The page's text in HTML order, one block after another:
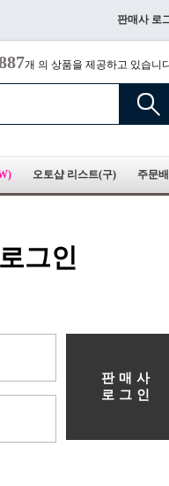
판매사 로
개 의 상품을 제공하고 있습니
오토샵 리스트(구) 주문
그인
판매사
로그인